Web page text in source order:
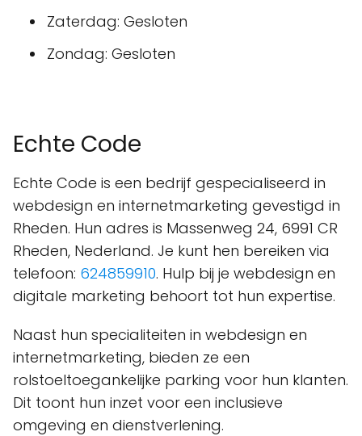
Zaterdag: Gesloten
Zondag: Gesloten
Echte Code
Echte Code is een bedrijf gespecialiseerd in
webdesign en internetmarketing gevestigd in
Rheden. Hun adres is Massenweg 24, 6991 CR
Rheden, Nederland. Je kunt hen bereiken via
telefoon: 624859910. Hulp bij je webdesign en
digitale marketing behoort tot hun expertise.
Naast hun specialiteiten in webdesign en
internetmarketing, bieden ze een
rolstoeltoegankelijke parking voor hun klanten.
Dit toont hun inzet voor een inclusieve
omgeving en dienstverlening.